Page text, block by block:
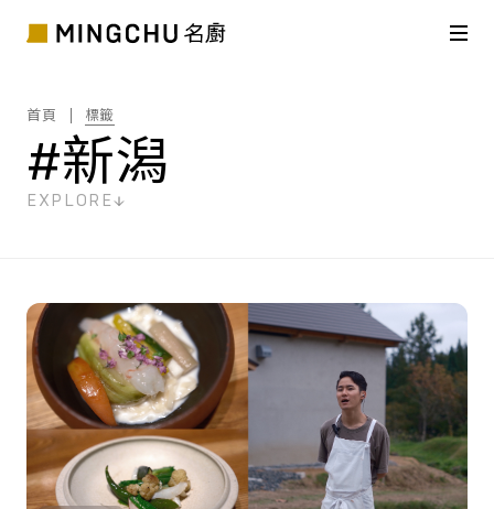
首頁 標籤
#新潟
EXPLORE
共 筆搜尋結果